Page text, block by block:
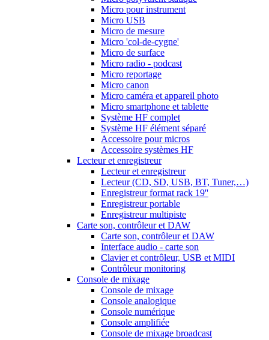
Micro pour instrument
Micro USB
Micro de mesure
Micro 'col-de-cygne'
Micro de surface
Micro radio - podcast
Micro reportage
Micro canon
Micro caméra et appareil photo
Micro smartphone et tablette
Système HF complet
Système HF élément séparé
Accessoire pour micros
Accessoire systèmes HF
Lecteur et enregistreur
Lecteur et enregistreur
Lecteur (CD, SD, USB, BT, Tuner,…)
Enregistreur format rack 19''
Enregistreur portable
Enregistreur multipiste
Carte son, contrôleur et DAW
Carte son, contrôleur et DAW
Interface audio - carte son
Clavier et contrôleur, USB et MIDI
Contrôleur monitoring
Console de mixage
Console de mixage
Console analogique
Console numérique
Console amplifiée
Console de mixage broadcast